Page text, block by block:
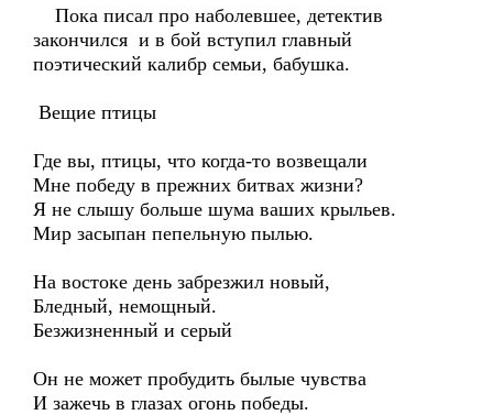
Пока писал про наболевшее, детектив
закончился и в бой вступил главный
поэтический калибр семьи, бабушка.
Вещие птицы
Где вы, птицы, что когда-то возвещали
Мне победу в прежних битвах жизни?
Я не слышу больше шума ваших крыльев.
Мир засыпан пепельную пылью.
На востоке день забрезжил новый,
Бледный, немощный.
Безжизненный и серый
Он не может пробудить былые чувства
И зажечь в глазах огонь победы.